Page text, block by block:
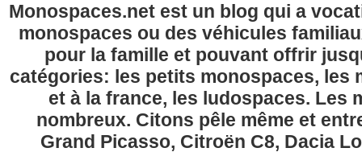
Monospaces.net est un blog qui a
monospaces ou des véhicules
pour la famille et pouvant offrir
catégories: les petits monospaces, les
et à la france, les ludospaces. Les
nombreux. Citons pêle même et
Grand Picasso, Citroën C8, Dacia